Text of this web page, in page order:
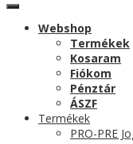
Webshop
Termékek
Kosaram
Fiókom
Pénztár
ÁSZF
Termékek
PRO-PRE